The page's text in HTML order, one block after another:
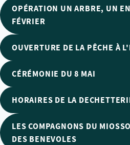
OPÉRATION UN ARBRE, UN
FÉVRIER
OUVERTURE DE LA PÊCHE À
CÉRÉMONIE DU 8 MAI
HORAIRES DE LA
LES COMPAGNONS DU
DES BENEVOLES